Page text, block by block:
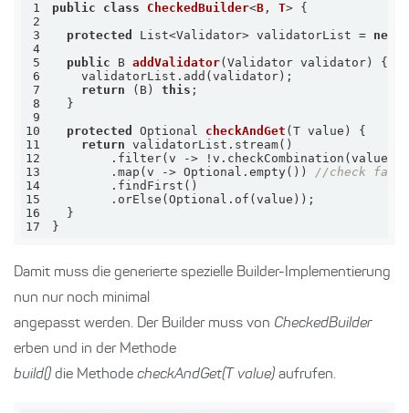
1 public class CheckedBuilder<B , T>
2
3
protected List<Validator> validatorList = new
4
5
public B addValidator(Validator validator)
6
7
return (B) this
8
9
10
protected Optional checkAndGet (T value)
11
return
12
13
        .map(v -> Optional.empty())
//check
14
15
16
17
}
Damit muss die generierte spezielle Builder-Implementierung
nun nur noch minimal
angepasst werden. Der Builder muss von CheckedBuilder
erben und in der Methode
build() die Methode checkAndGet(T value) aufrufen.